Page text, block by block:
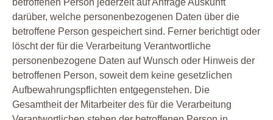
betroffenen Person jederzeit auf Anfrage Auskunft
darüber, welche personenbezogenen Daten über die
betroffene Person gespeichert sind. Ferner berichtigt oder
löscht der für die Verarbeitung Verantwortliche
personenbezogene Daten auf Wunsch oder Hinweis der
betroffenen Person, soweit dem keine gesetzlichen
Aufbewahrungspflichten entgegenstehen. Die
Gesamtheit der Mitarbeiter des für die Verarbeitung